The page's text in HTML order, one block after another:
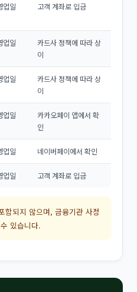
업일 고객 계좌로 입금
업일
카드사 정책에 따라 상
이
업일
카드사 정책에 따라 상
이
업일
카카오페이 앱에서 확
인
업일 네이버페이에서 확인
업일 고객 계좌로 입금
함되지 않으며, 금융기관 사정
있습니다.